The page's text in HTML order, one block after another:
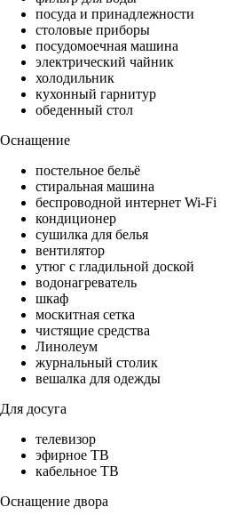
посуда и принадлежности
столовые приборы
посудомоечная машина
электрический чайник
холодильник
кухонный гарнитур
обеденный стол
Оснащение
постельное бельё
стиральная машина
беспроводной интернет Wi-Fi
кондиционер
сушилка для белья
вентилятор
утюг с гладильной доской
водонагреватель
шкаф
москитная сетка
чистящие средства
Линолеум
журнальный столик
вешалка для одежды
Для досуга
телевизор
эфирное ТВ
кабельное ТВ
Оснащение двора